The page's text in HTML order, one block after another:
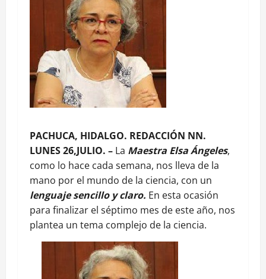
PACHUCA, HIDALGO. REDACCIÓN NN.
LUNES 26,JULIO. – La Maestra Elsa Ángeles,
como lo hace cada semana, nos lleva de la
mano por el mundo de la ciencia, con un
lenguaje sencillo y claro. En esta ocasión
para finalizar el séptimo mes de este año, nos
plantea un tema complejo de la ciencia.